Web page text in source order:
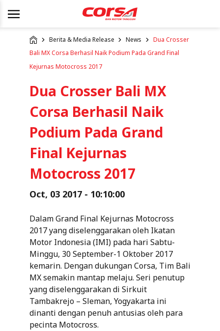
Berita & Media Release News
Dua Crosser
Bali MX Corsa Berhasil Naik Podium Pada Grand Final
Kejurnas Motocross 2017
Dua Crosser Bali MX
Corsa Berhasil Naik
Podium Pada Grand
Final Kejurnas
Motocross 2017
Oct, 03 2017 - 10:10:00
Dalam Grand Final Kejurnas Motocross
2017 yang diselenggarakan oleh Ikatan
Motor Indonesia (IMI) pada hari Sabtu-
Minggu, 30 September-1 Oktober 2017
kemarin. Dengan dukungan Corsa, Tim Bali
MX semakin mantap melaju. Seri penutup
yang diselenggarakan di Sirkuit
Tambakrejo – Sleman, Yogyakarta ini
dinanti dengan penuh antusias oleh para
pecinta Motocross.